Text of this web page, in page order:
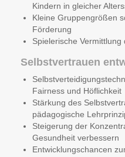
Kindern in gleicher
Kleine Gruppengrößen
Förderung
Spielerische
Selbstvertrauen
Fairness und Höflichkeit
Stärkung des
pädagogische
Steigerung der
Gesundheit verbessern
Entwicklungschancen